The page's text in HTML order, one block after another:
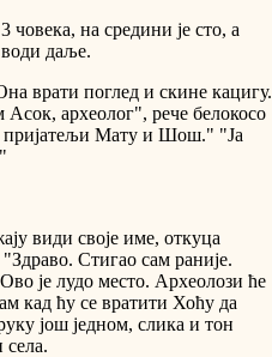
човека, на средини је сто, а
даље.
врати поглед и скине кацигу.
археолог", рече белокосо
пријатељи Мату и Шош." "Ја
види своје име, откуца
Стигао сам раније.
је лудо место. Археолози ће
кад ћу се вратити Хоћу да
још једном, слика и тон
села.